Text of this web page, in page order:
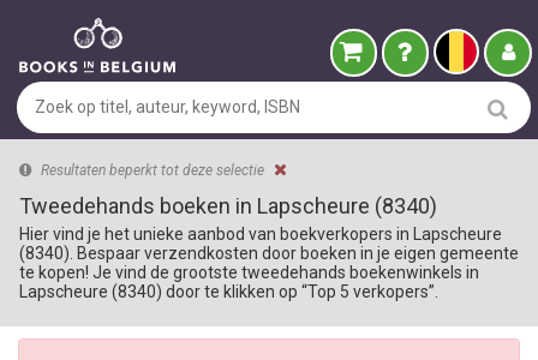
Resultaten beperkt tot deze selectie
Tweedehands boeken in Lapscheure (8340)
Hier vind je het unieke aanbod van boekverkopers in Lapscheure
(8340). Bespaar verzendkosten door boeken in je eigen gemeente
te kopen! Je vind de grootste tweedehands boekenwinkels in
Lapscheure (8340) door te klikken op “Top 5 verkopers”.